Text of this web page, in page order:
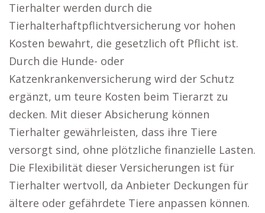
Tierhalter werden durch die
Tierhalterhaftpflichtversicherung vor hohen
Kosten bewahrt, die gesetzlich oft Pflicht ist.
Durch die Hunde- oder
Katzenkrankenversicherung wird der Schutz
ergänzt, um teure Kosten beim Tierarzt zu
decken. Mit dieser Absicherung können
Tierhalter gewährleisten, dass ihre Tiere
versorgt sind, ohne plötzliche finanzielle Lasten.
Die Flexibilität dieser Versicherungen ist für
Tierhalter wertvoll, da Anbieter Deckungen für
ältere oder gefährdete Tiere anpassen können.